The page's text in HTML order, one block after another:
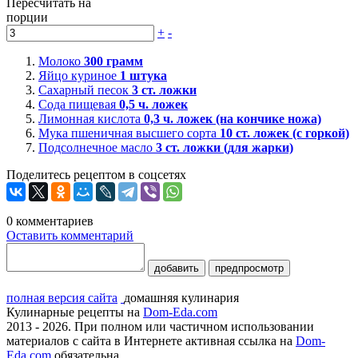
Пересчитать на
порции
+ -
Молоко 300 грамм
Яйцо куриное 1 штука
Сахарный песок 3 ст. ложки
Сода пищевая 0,5 ч. ложек
Лимонная кислота 0,3 ч. ложек (на кончике ножа)
Мука пшеничная высшего сорта 10 ст. ложек (с горкой)
Подсолнечное масло 3 ст. ложки (для жарки)
Поделитесь рецептом в соцсетях
0 комментариев
Оставить комментарий
добавить предпросмотр
полная версия сайта домашняя кулинария
Кулинарные рецепты на Dom-Eda.com
2013 - 2026. При полном или частичном использовании
материалов с сайта в Интернете активная ссылка на Dom-